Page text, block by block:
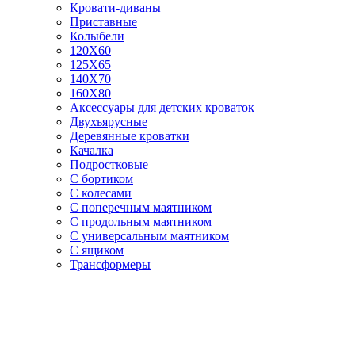
Кровати-диваны
Приставные
Колыбели
120Х60
125X65
140Х70
160Х80
Аксессуары для детских кроваток
Двухъярусные
Деревянные кроватки
Качалка
Подростковые
С бортиком
С колесами
С поперечным маятником
С продольным маятником
С универсальным маятником
С ящиком
Трансформеры